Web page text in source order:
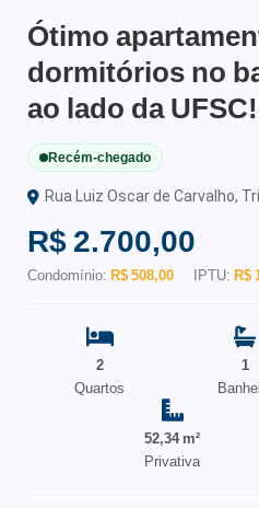
Ótimo
dormitórios no
ao lado da UFSC!
Recém-chegado
Rua Luiz Oscar de Carvalho,
R$ 2.700,00
Condomínio: R$ 508,00 IPTU: R$
2
Quartos
1
52,34 m²
Privativa